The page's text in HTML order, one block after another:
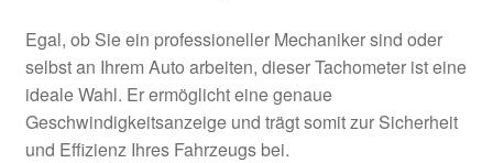
Mein Konto
Über uns
Egal, ob Sie ein professioneller Mechaniker sind oder
selbst an Ihrem Auto arbeiten, dieser Tachometer ist eine
ideale Wahl. Er ermöglicht eine genaue
Geschwindigkeitsanzeige und trägt somit zur Sicherheit
und Effizienz Ihres Fahrzeugs bei.